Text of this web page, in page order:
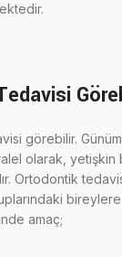
görebilir.
olarak,
Ortodontik
amaç;